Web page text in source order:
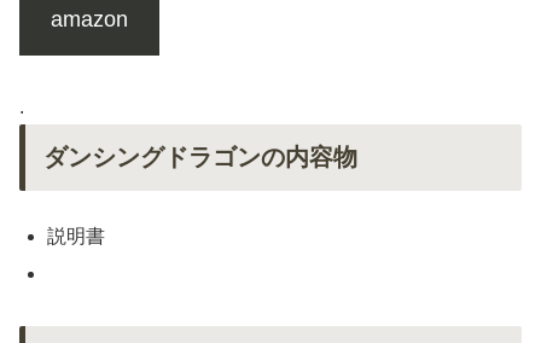
amazon
.
ダンシングドラゴンの内容物
説明書